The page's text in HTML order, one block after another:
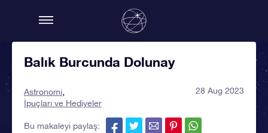
Balık Burcunda Dolunay
Astronomi
İpuçları ve Hediyeler
28 Aug 2023
Bu makaleyi paylaş: